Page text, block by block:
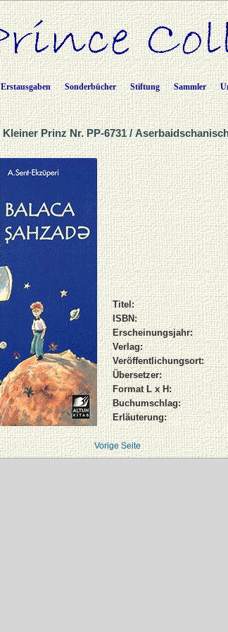
Erstausgaben Sonderbücher Stiftung Sammler
Kleiner Prinz Nr. PP-6731 /
Titel:
ISBN:
Erscheinungsjahr:
Verlag:
Veröffentlichungsort:
Übersetzer:
Format L x H:
Buchumschlag:
Erläuterung:
Vorige Seite